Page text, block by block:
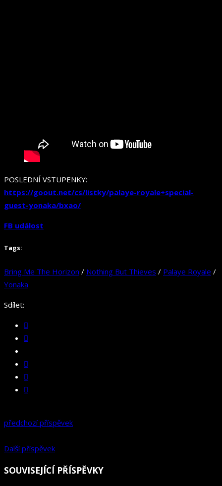
POSLEDNÍ VSTUPENKY:
https://goout.net/cs/listky/palaye-royale+special-
guest-yonaka/bxao/
FB událost
Tags:
Bring Me The Horizon / Nothing But Thieves / Palaye Royale /
Yonaka
Sdílet:
předchozí příspěvek
Další příspěvek
SOUVISEJÍCÍ PŘÍSPĚVKY